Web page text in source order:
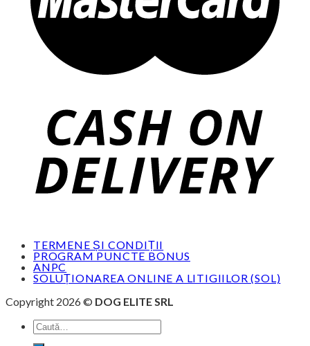
TERMENE ȘI CONDIȚII
PROGRAM PUNCTE BONUS
ANPC
SOLUȚIONAREA ONLINE A LITIGIILOR (SOL)
Copyright 2026 © DOG ELITE SRL
Caută
după: